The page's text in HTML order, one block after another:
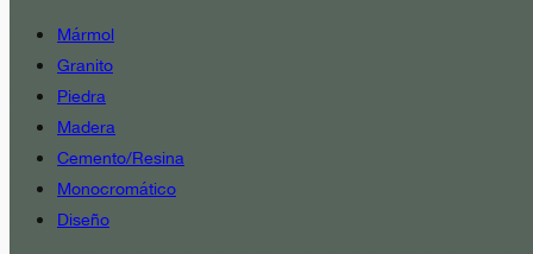
Mármol
Granito
Piedra
Madera
Cemento/Resina
Monocromático
Diseño